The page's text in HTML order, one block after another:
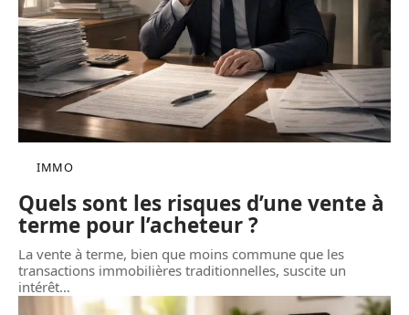
IMMO
Quels sont les risques d’une vente à
terme pour l’acheteur ?
La vente à terme, bien que moins commune que les
transactions immobilières traditionnelles, suscite un
intérêt…